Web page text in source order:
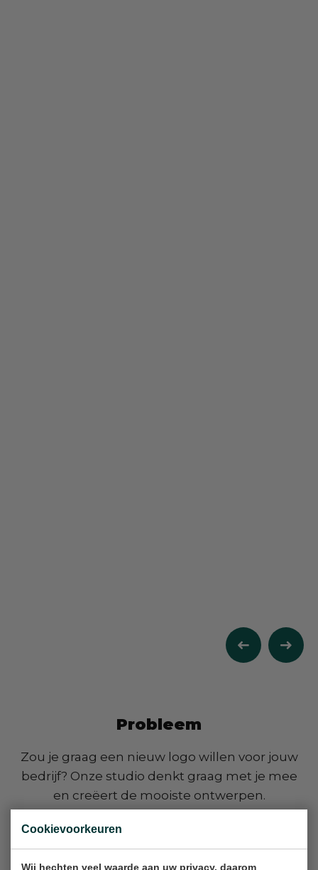
Cookievoorkeuren
Wij hechten veel waarde aan uw privacy, daarom
Probleem
Zou je graag een nieuw logo willen voor jouw
bedrijf? Onze studio denkt graag met je mee
en creëert de mooiste ontwerpen.